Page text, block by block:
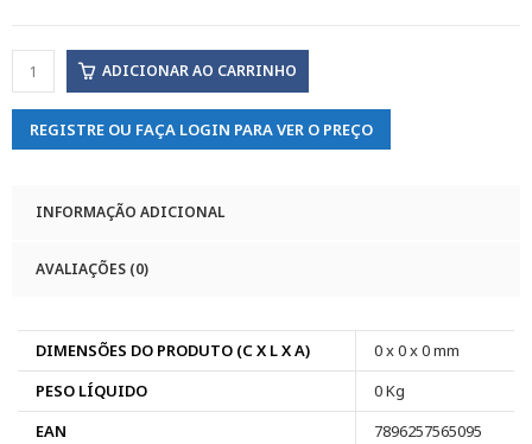
ADICIONAR AO CARRINHO
REGISTRE OU FAÇA LOGIN PARA VER O PREÇO
INFORMAÇÃO ADICIONAL
AVALIAÇÕES (0)
DIMENSÕES DO PRODUTO (C X L X A)
0 x 0 x 0 mm
PESO LÍQUIDO
0 Kg
EAN
7896257565095